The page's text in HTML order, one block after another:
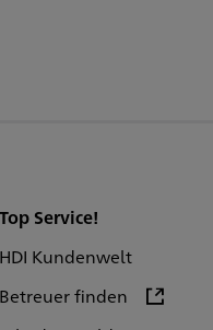
Top Service!
HDI Kundenwelt
Betreuer finden